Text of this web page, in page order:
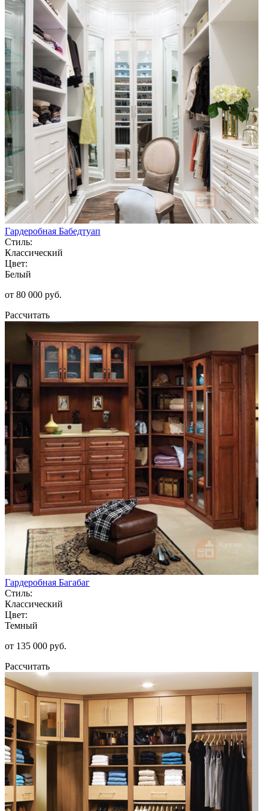
Гардеробная Бабедтуап
Стиль:
Классический
Цвет:
Белый
от 80 000 руб.
Рассчитать
Гардеробная Багабаг
Стиль:
Классический
Цвет:
Темный
от 135 000 руб.
Рассчитать